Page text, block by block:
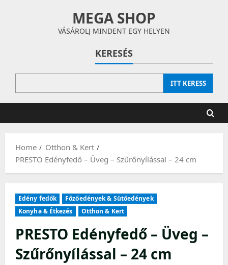
MEGA SHOP
VÁSÁROLJ MINDENT EGY HELYEN
KERESÉS
ITT KERESS
Home
Otthon & Kert
PRESTO Edényfedő – Üveg – Szűrőnyílással – 24 cm
Edény fedők
Főzőedények & Sütőedények
Konyha & Étkezés
Otthon & Kert
PRESTO Edényfedő – Üveg –
Szűrőnyílással – 24 cm